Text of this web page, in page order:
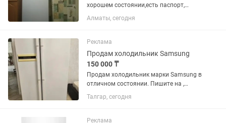
хорошем состоянии,есть паспорт,
ширина 60см,высота чуть более двух
метров,покупали 27 сентября 2023
передвигался
Алматы, сегодня
Реклама
Продам холодильник Samsung
150 000 ₸
Продам холодильник марки Samsung в
отличном состоянии. Пишите на ,
отправлю видеообзор.
Талгар, сегодня
Реклама